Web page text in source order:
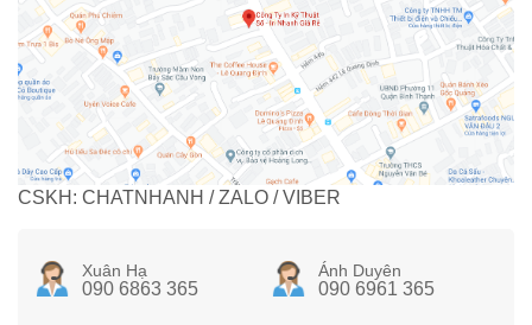
CSKH: CHATNHANH / ZALO / VIBER
Xuân Hạ
090 6863 365
Ánh Duyên
090 6961 365